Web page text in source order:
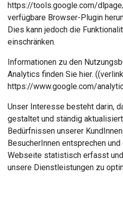
https://tools.google.com/
verfügbare Browser-Plugin
Dies kann jedoch die
einschränken.
Informationen zu den
Analytics finden Sie hier.
https://www.google.com/
Unser Interesse besteht darin,
gestaltet und ständig
Bedürfnissen unserer
BesucherInnen entsprechen
Webseite statistisch erfasst
unsere Dienstleistungen zu